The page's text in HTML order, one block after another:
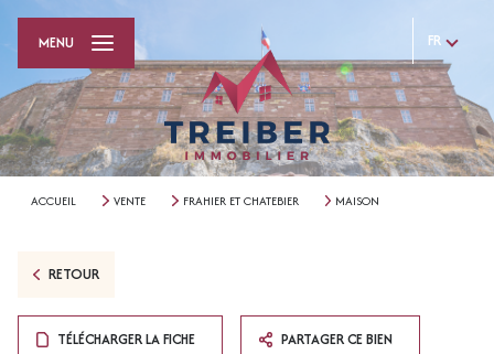
FR
MENU
ACCUEIL VENTE FRAHIER ET CHATEBIER MAISON
RETOUR
TÉLÉCHARGER LA FICHE PARTAGER CE BIEN